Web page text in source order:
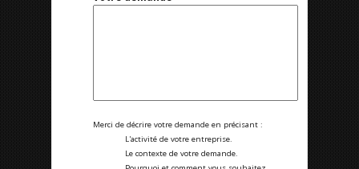
Merci de décrire votre demande en précisant :
L'activité de votre entreprise.
Le contexte de votre demande.